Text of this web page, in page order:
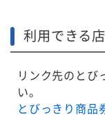
利用できる店
リンク先のとび
い。
とびっきり商品